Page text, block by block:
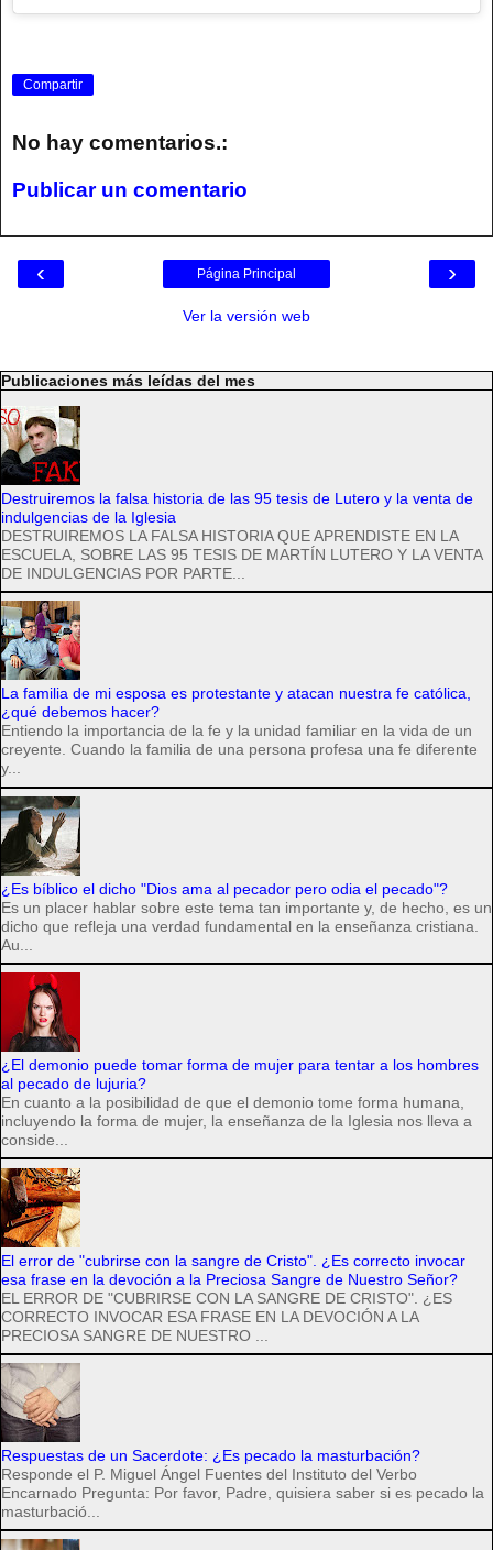
Compartir
No hay comentarios.:
Publicar un comentario
‹ ›
Página Principal
Ver la versión web
Publicaciones más leídas del mes
Destruiremos la falsa historia de las 95 tesis de Lutero y la venta de
indulgencias de la Iglesia
DESTRUIREMOS LA FALSA HISTORIA QUE APRENDISTE EN LA
ESCUELA, SOBRE LAS 95 TESIS DE MARTÍN LUTERO Y LA VENTA
DE INDULGENCIAS POR PARTE...
La familia de mi esposa es protestante y atacan nuestra fe católica,
¿qué debemos hacer?
Entiendo la importancia de la fe y la unidad familiar en la vida de un
creyente. Cuando la familia de una persona profesa una fe diferente
y...
¿Es bíblico el dicho "Dios ama al pecador pero odia el pecado"?
Es un placer hablar sobre este tema tan importante y, de hecho, es un
dicho que refleja una verdad fundamental en la enseñanza cristiana.
Au...
¿El demonio puede tomar forma de mujer para tentar a los hombres
al pecado de lujuria?
En cuanto a la posibilidad de que el demonio tome forma humana,
incluyendo la forma de mujer, la enseñanza de la Iglesia nos lleva a
conside...
El error de "cubrirse con la sangre de Cristo". ¿Es correcto invocar
esa frase en la devoción a la Preciosa Sangre de Nuestro Señor?
EL ERROR DE "CUBRIRSE CON LA SANGRE DE CRISTO". ¿ES
CORRECTO INVOCAR ESA FRASE EN LA DEVOCIÓN A LA
PRECIOSA SANGRE DE NUESTRO ...
Respuestas de un Sacerdote: ¿Es pecado la masturbación?
Responde el P. Miguel Ángel Fuentes del Instituto del Verbo
Encarnado Pregunta: Por favor, Padre, quisiera saber si es pecado la
masturbació...